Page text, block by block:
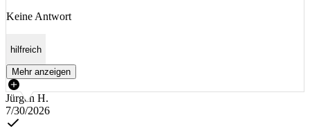
Keine Antwort
hilfreich
Mehr anzeigen
Jürgen H.
7/30/2026